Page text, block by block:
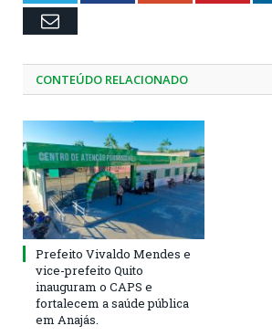
Email
CONTEÚDO RELACIONADO
Prefeito Vivaldo Mendes e
vice-prefeito Quito
inauguram o CAPS e
fortalecem a saúde pública
em Anajás.